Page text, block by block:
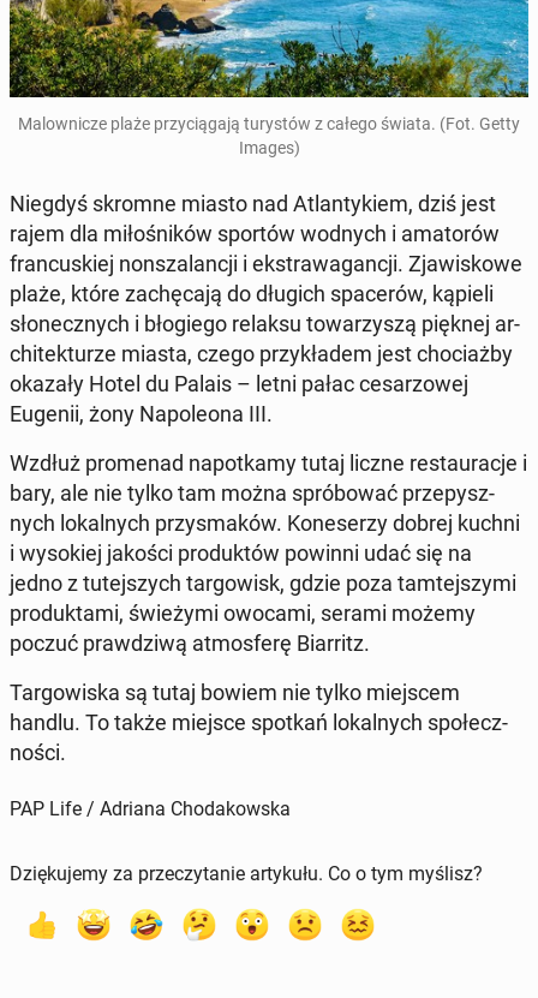
Ma­low­ni­cze plaże przy­cią­ga­ją tu­ry­stów z całego świata. (Fot. Getty
Images)
Niegdyś skromne miasto nad Atlan­ty­kiem, dziś jest
rajem dla mi­ło­śni­ków sportów wodnych i ama­to­rów
fran­cu­skiej non­sza­lan­cji i eks­tra­wa­gan­cji. Zja­wi­sko­we
plaże, które za­chę­ca­ją do długich spa­ce­rów, kąpieli
sło­necz­nych i bło­gie­go relaksu to­wa­rzy­szą pięknej ar­
chi­tek­tu­rze miasta, czego przy­kła­dem jest cho­ciaż­by
okazały Hotel du Palais – letni pałac ce­sa­rzo­wej
Eugenii, żony Na­po­le­ona III.
Wzdłuż pro­me­nad na­po­tka­my tutaj liczne re­stau­ra­cje i
bary, ale nie tylko tam można spró­bo­wać prze­pysz­
nych lo­kal­nych przy­sma­ków. Ko­ne­se­rzy dobrej kuchni
i wy­so­kiej jakości pro­duk­tów powinni udać się na
jedno z tu­tej­szych tar­go­wisk, gdzie poza tam­tej­szy­mi
pro­duk­ta­mi, świe­ży­mi owocami, serami możemy
poczuć praw­dzi­wą at­mos­fe­rę Biar­ritz.
Tar­go­wi­ska są tutaj bowiem nie tylko miej­scem
handlu. To także miejsce spotkań lo­kal­nych spo­łecz­
no­ści.
PAP Life / Adriana Chodakowska
Dziękujemy za przeczytanie artykułu. Co o tym myślisz?